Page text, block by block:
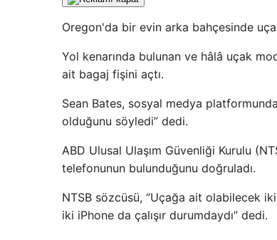
Oregon'da bir evin arka bahçesinde
Yol kenarında bulunan ve hâlâ uçak
ait bagaj fişini açtı.
Sean Bates, sosyal medya
olduğunu söyledi” dedi.
ABD Ulusal Ulaşım Güvenliği Kurulu
telefonunun bulunduğunu doğruladı.
NTSB sözcüsü, “Uçağa ait olabilecek
iki iPhone da çalışır durumdaydı” dedi.